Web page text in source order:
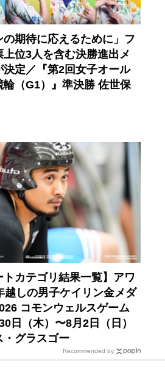
の期待に応えるために」フ
上位3人を含む決勝進出メ
決定／『第2回女子オール
輪（G1）』準決勝 佐世保
トカテゴリ結果一覧】アワ
越しの男子ケイリン金メダ
コモンウェルスゲーム
日（木）〜8月2日（日）
・グラスゴー
Recommended by